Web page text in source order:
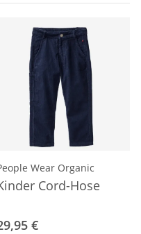
Wear Organic
Cord-Hose
€